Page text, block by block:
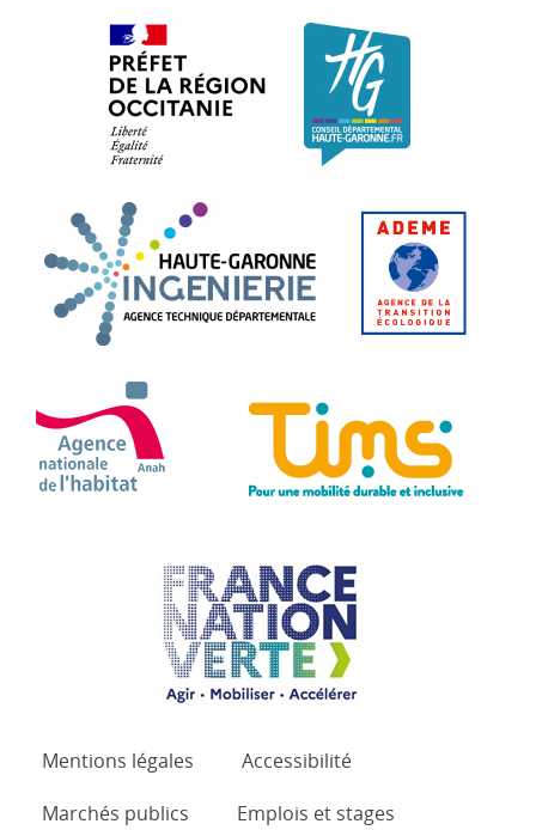
Préfet de la région
Haute-Garonne
ANAH - Agence Nationale de l'Habitat
Mentions légales
Accessibilité
Marchés publics
Emplois et stages